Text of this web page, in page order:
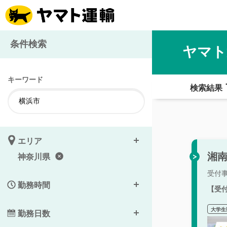
ヤマ
検索結果
湘
受付
【
大学
条件検索
キーワード
エリア
神奈川県
勤務時間
勤務日数